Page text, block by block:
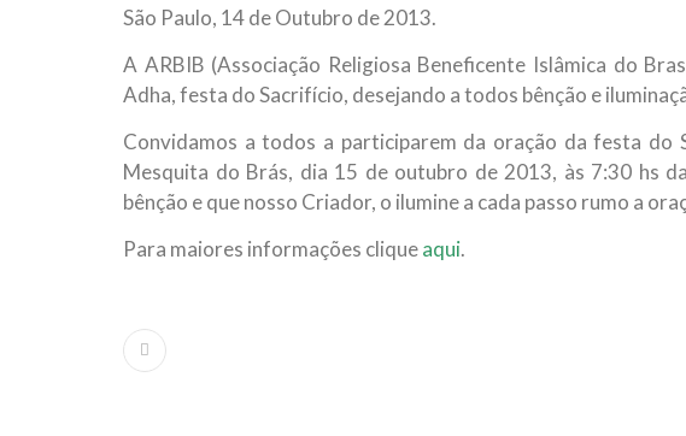
10 DE NOVEMBRO DE 2013
Em nome de Deus, o Clemente, o Misericordioso! Diante da data
relembramos o martírio do quarto Imam dos muçulmanos, o Imam
Hussein Ibn Ali Ibn Abi Táleb (A.S.), conhecido por “Zein Al-Ábidin”
São Paulo, 14 de Outubro de 2013.
A ARBIB (Associação Religiosa Beneficente Islâmica do
Adha, festa do Sacrifício, desejando a todos bênção e
Convidamos a todos a participarem da oração da festa do
Mesquita do Brás, dia 15 de outubro de 2013, às 7:30 hs
bênção e que nosso Criador, o ilumine a cada passo rumo a
Para maiores informações cliqueaqui.